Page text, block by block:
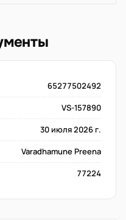
65277502492
VS-157890
30 июля 2026 г.
Varadhamune Preena
77224